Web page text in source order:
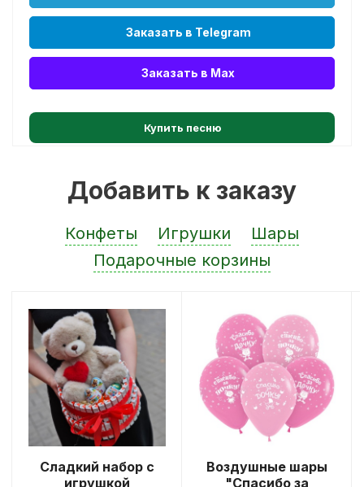
Заказать в Telegram
Заказать в Max
Купить песню
Добавить к заказу
Конфеты Игрушки
Шары
Подарочные корзины
Сладкий набор с
игрушкой
Воздушные шары
"Спасибо за